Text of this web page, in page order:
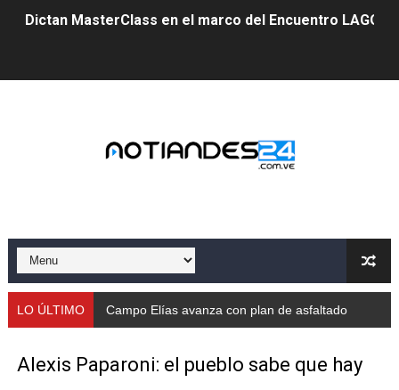
Dictan MasterClass en el marco del Encuentro LAGO
Gobernador Arnaldo Sánchez apadrina a más de 993
Mérida fortalece su reserva deportiva de cara a
Gobernación de Mérida instalará mesa de trabajo con
Fundecem ofrece taller de bordado en punto de cruz
LO ÚLTIMO Campo Elías avanza con plan de asfaltado
Alexis Paparoni: el pueblo sabe que hay